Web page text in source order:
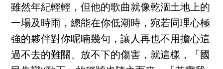
雖然年紀輕輕，但他的歌曲就像乾涸土地上的
一場及時雨，總能在你低潮時，宛若同理心極
強的夥伴對你呢喃幾句，讓人再也不用擔心這
過不去的難關、放不下的傷害，就這樣，「國